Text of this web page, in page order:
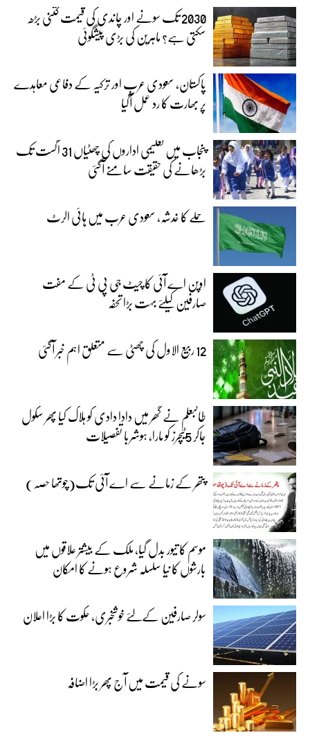
2030 تک سونے اور چاندی کی قیمت کتنی بڑھ
سکتی ہے؟ ماہرین کی بڑی پیشگوئی
پاکستان، سعودی عرب اور ترکیہ کے دفاعی معاہدے
پر بھارت کا رد عمل آگیا
پنجاب میں تعلیمی اداروں کی چھٹیاں 31 اگست تک
بڑھانے کی حقیقت سامنے آگئی
حملے کا خدشہ، سعودی عرب میں ہائی الرٹ
اوپن اے آئی کا چیٹ جی پی ٹی کے مفت
صارفین کیلئے بہت بڑا تحفہ
12 ربیع الاول کی چھٹی سے متعلق اہم خبر آگئی
طالبعلم نے گھر میں دادا دادی کو ہلاک کیا پھر سکول
جاکر 5ٹیچرز کو مارا، ہوشربا تفصیلات
پتھر کے زمانے سے اے آئی تک(چوتھا حصہ)
موسم کا تیور بدل گیا، ملک کے بیشتر علاقوں میں
بارشوں کا نیا سلسلہ شروع ہونے کا امکان
سولر صارفین کےلئے خوشخبری، حکوت کا بڑا اعلان
سونے کی قیمت میں آج پھر بڑا اضافہ